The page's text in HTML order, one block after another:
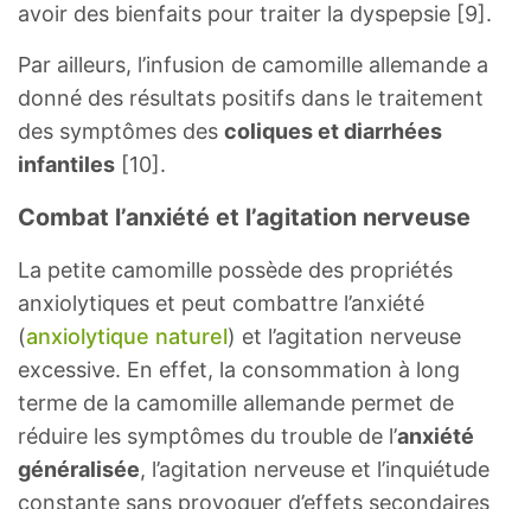
avoir des bienfaits pour traiter la dyspepsie [9].
Par ailleurs, l’infusion de camomille allemande a
donné des résultats positifs dans le traitement
des symptômes des coliques et diarrhées
infantiles [10].
Combat l’anxiété et l’agitation nerveuse
La petite camomille possède des propriétés
anxiolytiques et peut combattre l’anxiété
(anxiolytique naturel) et l’agitation nerveuse
excessive. En effet, la consommation à long
terme de la camomille allemande permet de
réduire les symptômes du trouble de l’anxiété
généralisée, l’agitation nerveuse et l’inquiétude
constante sans provoquer d’effets secondaires